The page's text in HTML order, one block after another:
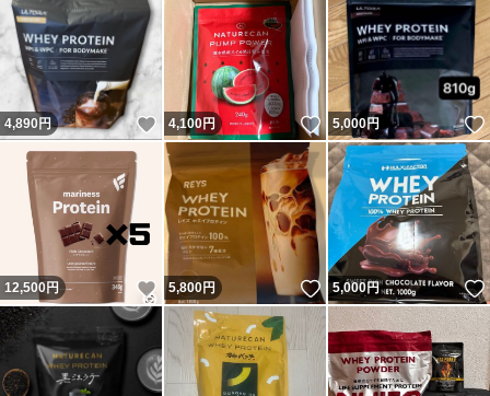
4,890 円 いいね！
4,100円 いいね！
5,000円
12,500円 いいね！
5,800円 いいね！
5,000円